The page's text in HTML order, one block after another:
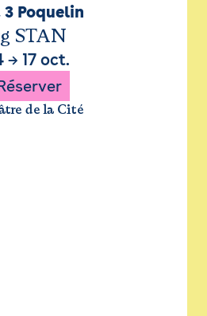
3 Poquelin
STAN
→ 17 oct.
de la Cité